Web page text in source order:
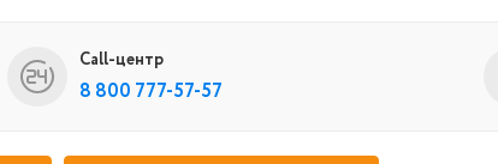
Call-центр
8 800 777-57-57